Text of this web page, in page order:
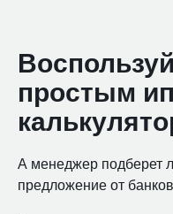
простым
А менеджер подберет
предложение от банков